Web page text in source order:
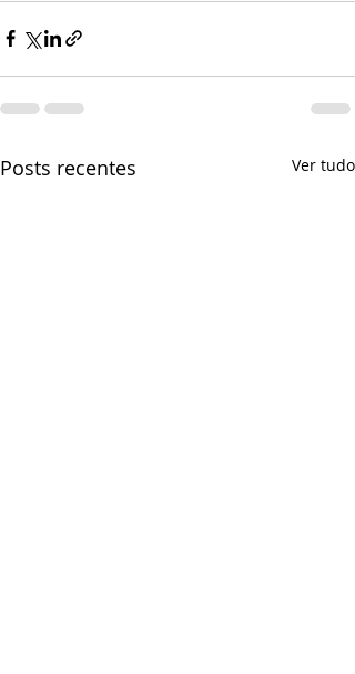
Posts recentes Ver tudo